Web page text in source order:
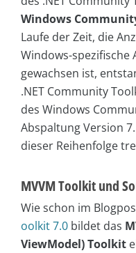
Windows
Laufe der Zeit, die
Windows-
gewachsen ist,
.NET Community
des Windows
Abspaltung Version
dieser Reihenfolge
MVVM Toolkit und
Wie schon im
oolkit 7.0 bildet das
ViewModel) Toolkit